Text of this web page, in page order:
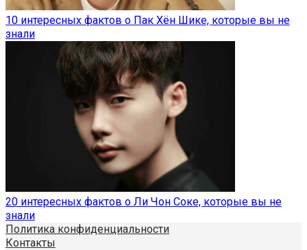
10 интересных фактов о Пак Хён Шике, которые вы не
знали
20 интересных фактов о Ли Чон Соке, которые вы не
знали
Политика конфиденциальности
Контакты